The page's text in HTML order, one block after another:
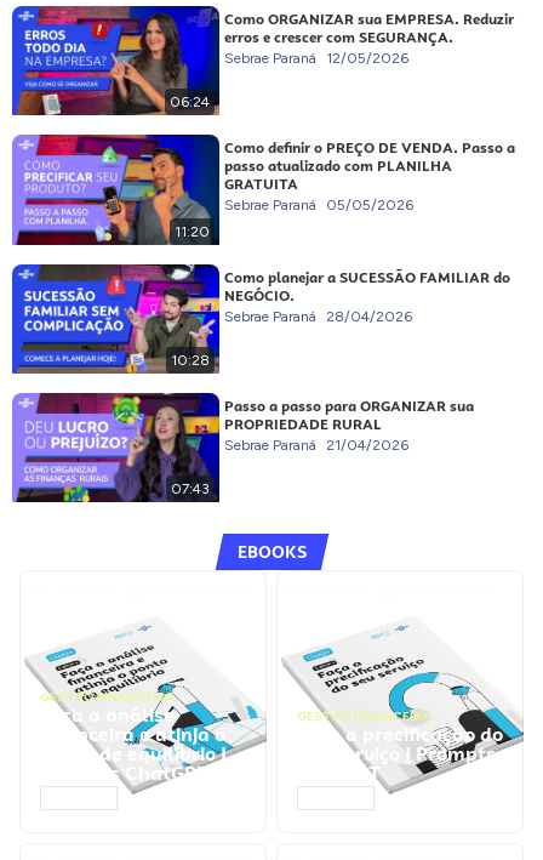
06:24
Como ORGANIZAR sua EMPRESA. Reduzir
erros e crescer com SEGURANÇA.
Sebrae Paraná 12/05/2026
11:20
Como definir o PREÇO DE VENDA. Passo a
passo atualizado com PLANILHA
GRATUITA
Sebrae Paraná 05/05/2026
10:28
Como planejar a SUCESSÃO FAMILIAR do
NEGÓCIO.
Sebrae Paraná 28/04/2026
07:43
Passo a passo para ORGANIZAR sua
PROPRIEDADE RURAL
Sebrae Paraná 21/04/2026
EBOOKS
GESTÃO FINANCEIRA
Faça a análise
financeira e atinja o
ponto de equilíbrio |
Prompts ChatGPT
GESTÃO FINANCEIRA
Faça a precificação do
seu serviço | Prompts
ChatGPT